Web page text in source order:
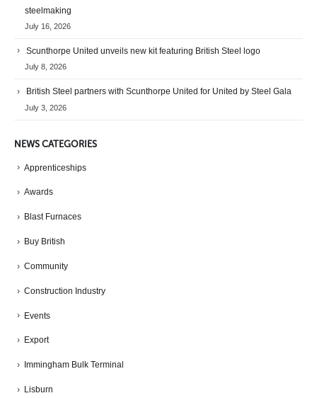
steelmaking
July 16, 2026
Scunthorpe United unveils new kit featuring British Steel logo
July 8, 2026
British Steel partners with Scunthorpe United for United by Steel Gala
July 3, 2026
NEWS CATEGORIES
Apprenticeships
Awards
Blast Furnaces
Buy British
Community
Construction Industry
Events
Export
Immingham Bulk Terminal
Lisburn